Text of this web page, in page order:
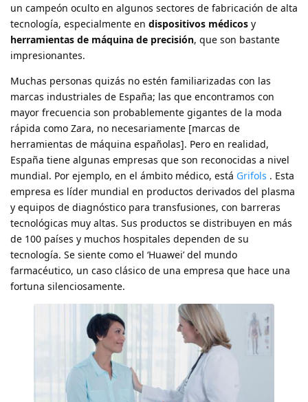
un campeón oculto en algunos sectores de fabricación de alta
tecnología, especialmente en dispositivos médicos y
herramientas de máquina de precisión, que son bastante
impresionantes.
Muchas personas quizás no estén familiarizadas con las
marcas industriales de España; las que encontramos con
mayor frecuencia son probablemente gigantes de la moda
rápida como Zara, no necesariamente [marcas de
herramientas de máquina españolas]. Pero en realidad,
España tiene algunas empresas que son reconocidas a nivel
mundial. Por ejemplo, en el ámbito médico, está Grifols . Esta
empresa es líder mundial en productos derivados del plasma
y equipos de diagnóstico para transfusiones, con barreras
tecnológicas muy altas. Sus productos se distribuyen en más
de 100 países y muchos hospitales dependen de su
tecnología. Se siente como el ‘Huawei’ del mundo
farmacéutico, un caso clásico de una empresa que hace una
fortuna silenciosamente.